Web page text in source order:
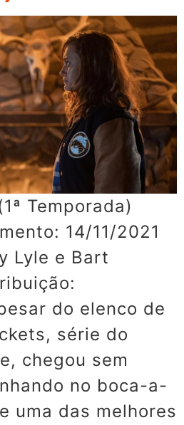
Temporada)
14/11/2021
Lyle e Bart
do elenco de
série do
chegou sem
no boca-a-
uma das melhores